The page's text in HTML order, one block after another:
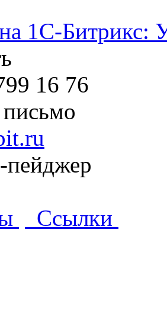
1С-Битрикс:
16 76
пейджер
Ссылки